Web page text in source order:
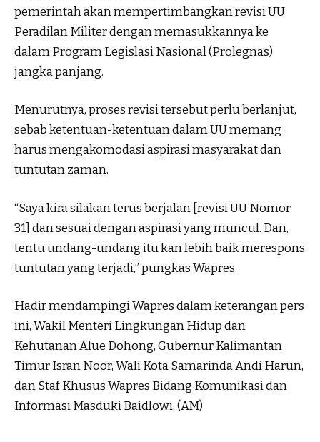
pemerintah akan mempertimbangkan revisi UU
Peradilan Militer dengan memasukkannya ke
dalam Program Legislasi Nasional (Prolegnas)
jangka panjang.
Menurutnya, proses revisi tersebut perlu berlanjut,
sebab ketentuan-ketentuan dalam UU memang
harus mengakomodasi aspirasi masyarakat dan
tuntutan zaman.
“Saya kira silakan terus berjalan [revisi UU Nomor
31] dan sesuai dengan aspirasi yang muncul. Dan,
tentu undang-undang itu kan lebih baik merespons
tuntutan yang terjadi,” pungkas Wapres.
Hadir mendampingi Wapres dalam keterangan pers
ini, Wakil Menteri Lingkungan Hidup dan
Kehutanan Alue Dohong, Gubernur Kalimantan
Timur Isran Noor, Wali Kota Samarinda Andi Harun,
dan Staf Khusus Wapres Bidang Komunikasi dan
Informasi Masduki Baidlowi. (AM)